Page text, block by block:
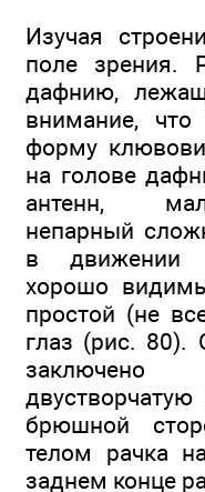
Изучая
поле зрения.
дафнию,
внимание,
форму
на голове
антенн,
непарный
в движении
хорошо
простой (не
глаз (рис. 80).
брюшной
телом рачка
заднем конце